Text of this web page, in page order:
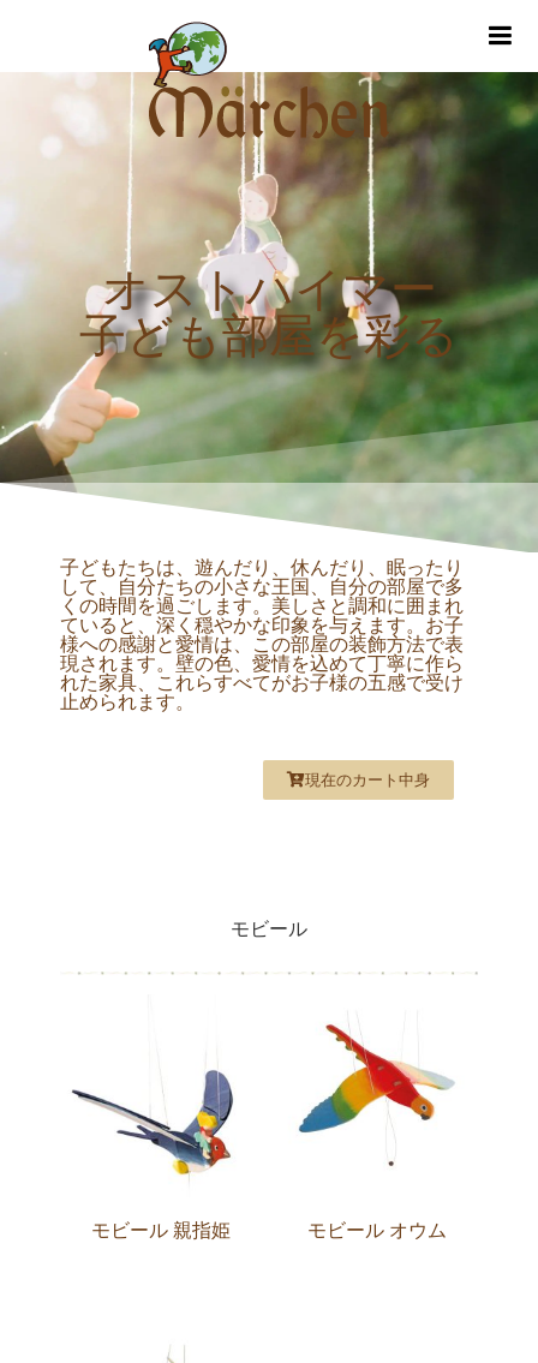
オストハイマー
子ども部屋を彩る
子どもたちは、遊んだり、休んだり、眠ったり
して、自分たちの小さな王国、自分の部屋で多
くの時間を過ごします。美しさと調和に囲まれ
ていると、深く穏やかな印象を与えます。お子
様への感謝と愛情は、この部屋の装飾方法で表
現されます。 壁の色、愛情を込めて丁寧に作ら
れた家具、これらすべてがお子様の五感で受け
止められます。
現在のカート中身
モビール
モビール 親指姫 モビール オウム